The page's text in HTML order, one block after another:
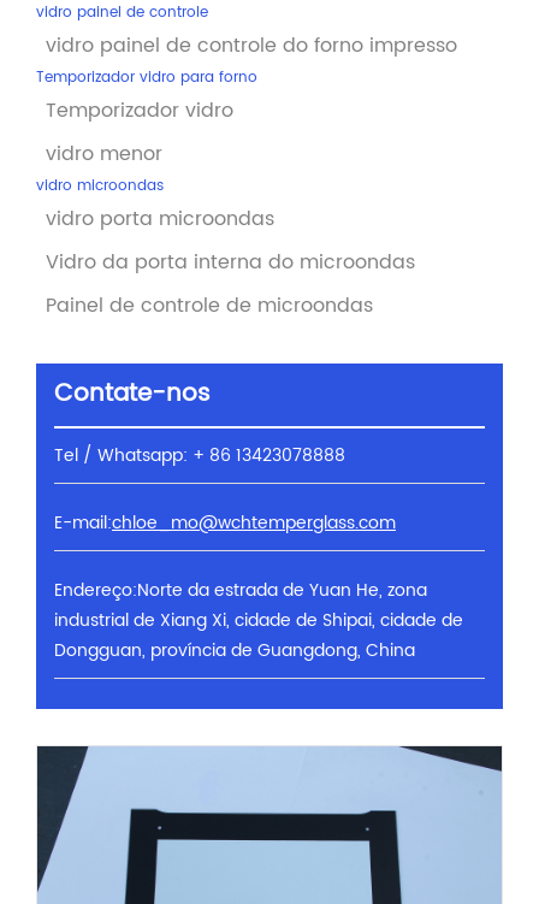
vidro painel de controle
vidro painel de controle do forno impresso
Temporizador vidro para forno
Temporizador vidro
vidro menor
vidro microondas
vidro porta microondas
Vidro da porta interna do microondas
Painel de controle de microondas
Contate-nos
Tel / Whatsapp: + 86 13423078888
E-mail:chloe_mo@wchtemperglass.com
Endereço:Norte da estrada de Yuan He, zona
industrial de Xiang Xi, cidade de Shipai, cidade de
Dongguan, província de Guangdong, China